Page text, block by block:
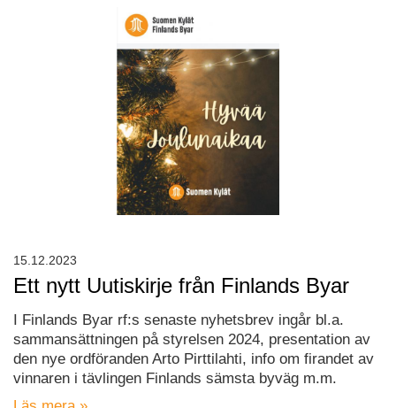
Ett nytt Uutiskirje från Finlands Byar
I Finlands Byar rf:s senaste nyhetsbrev ingår bl.a.
sammansättningen på styrelsen 2024, presentation av
den nye ordföranden Arto Pirttilahti, info om firandet av
vinnaren i tävlingen Finlands sämsta byväg m.m.
15.12.2023